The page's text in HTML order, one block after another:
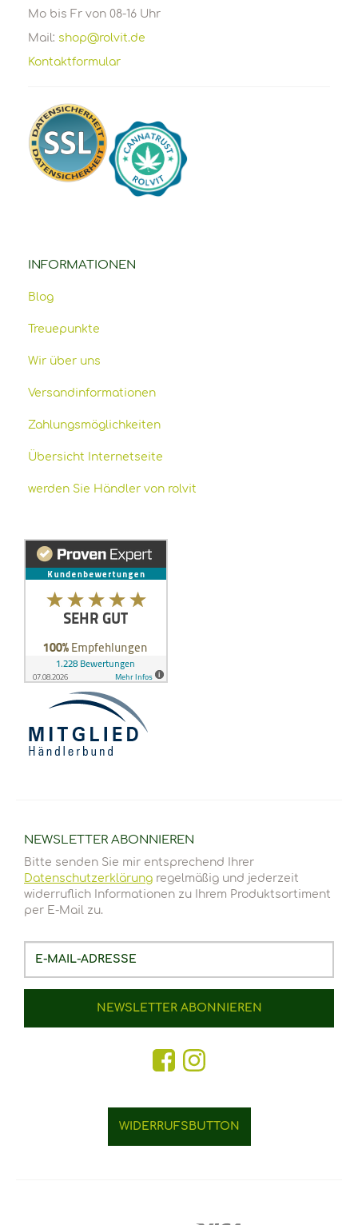
Mo bis Fr von 08-16 Uhr
Mail: shop@rolvit.de
Kontaktformular
INFORMATIONEN
Blog
Treuepunkte
Wir über uns
Versandinformationen
Zahlungsmöglichkeiten
Übersicht Internetseite
werden Sie Händler von rolvit
NEWSLETTER ABONNIEREN
Bitte senden Sie mir entsprechend Ihrer
Datenschutzerklärung regelmäßig und jederzeit
widerruflich Informationen zu Ihrem Produktsortiment
per E-Mail zu.
E-
Mail-
Adresse
NEWSLETTER ABONNIEREN
WIDERRUFSBUTTON